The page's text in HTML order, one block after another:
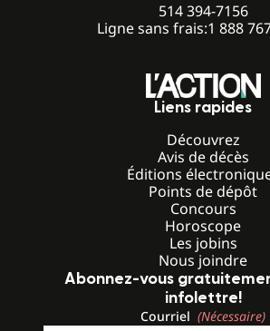
514 394-7156
Ligne sans frais:1 888
Liens rapides
Découvrez
Avis de décès
Éditions
Points de dépôt
Concours
Horoscope
Les jobins
Nous joindre
Abonnez-vous
infolettre!
Courriel (Nécessaire)